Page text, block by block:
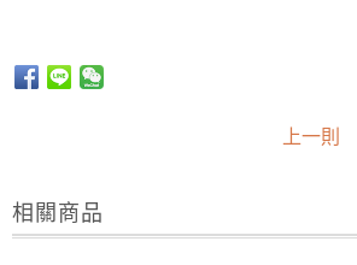
上一則
相關商品